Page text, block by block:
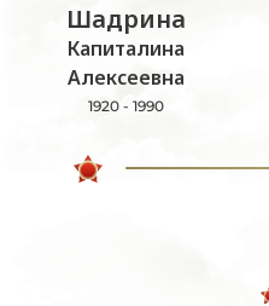
Шадрина
Капиталина
Алексеевна
1920 - 1990